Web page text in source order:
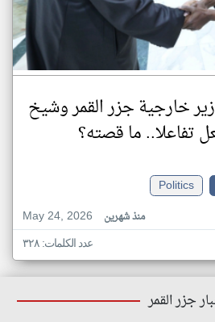
خارجية جزر القمر وشيخ
تفاعلا.. ما قصته؟
Politics
May 24, 2026
منذ شهرين
عدد الكلمات: ٣٢٨
جزر القمر